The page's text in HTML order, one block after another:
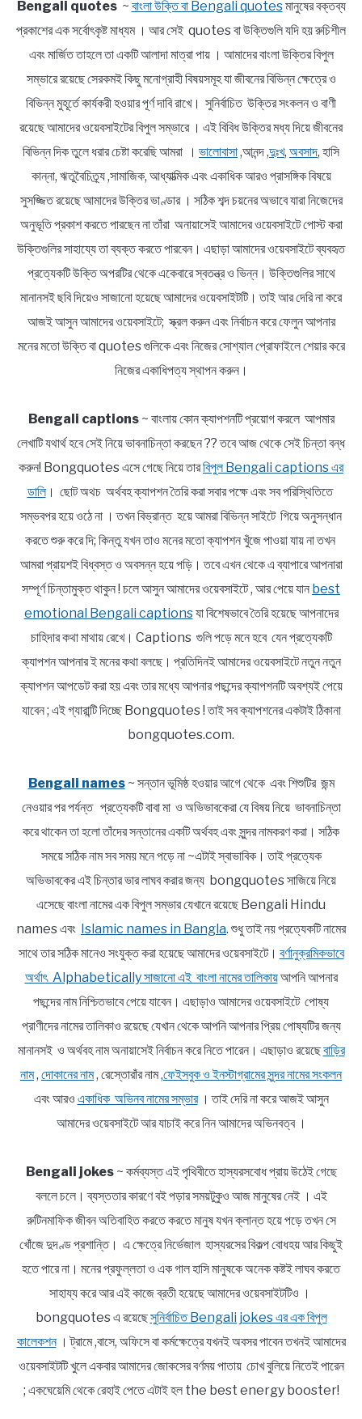
Bengali quotes~ বাংলা উক্তি বা Bengali quotesমানুষের বক্তব্য
প্রকাশের এক সর্বোৎকৃষ্ট মাধ্যম । আর সেই quotes বা উক্তিগুলি যদি হয় রুচিশীল
এবং মার্জিত তাহলে তা একটি আলাদা মাত্রা পায় । আমাদের বাংলা উক্তির বিপুল
সম্ভারে রয়েছে সেরকমই কিছু মনোগ্রাহী বিষয়সমূহ যা জীবনের বিভিন্ন ক্ষেত্রে ও
বিভিন্ন মুহূর্তে কার্যকরী হওয়ার পূর্ণ দাবি রাখে। সুনির্বাচিত উক্তির সংকলন ও বাণী
রয়েছে আমাদের ওয়েবসাইটের বিপুল সম্ভারে । এই বিবিধ উক্তির মধ্য দিয়ে জীবনের
বিভিন্ন দিক তুলে ধরার চেষ্টা করেছি আমরা । ভালোবাসা,আনন্দ ,দুঃখ, অবসাদ, হাসি
কান্না, ঋতুবৈচিত্র্য ,সামাজিক, আধ্যাত্মিক এবং একাধিক আরও প্রাসঙ্গিক বিষয়ে
সুসজ্জিত রয়েছে আমাদের উক্তির ভাণ্ডার । সঠিক শব্দ চয়নের অভাবে যারা নিজেদের
অনুভূতি প্রকাশ করতে পারছেন না তাঁরা অনায়াসেই আমাদের ওয়েবসাইটে পোস্ট করা
উক্তিগুলির সাহায্যে তা ব্যক্ত করতে পারবেন। এছাড়া আমাদের ওয়েবসাইটে ব্যবহৃত
প্রত্যেকটি উক্তি অপরটির থেকে একেবারে স্বতন্ত্র ও ভিন্ন। উক্তিগুলির সাথে
মানানসই ছবি দিয়েও সাজানো হয়েছে আমাদের ওয়েবসাইটটি। তাই আর দেরি না করে
আজই আসুন আমাদের ওয়েবসাইটে; স্ক্রল করুন এবং নির্বাচন করে ফেলুন আপনার
মনের মতো উক্তি বা quotes গুলিকে এবং নিজের সোশ্যাল প্রোফাইলে শেয়ার করে
নিজের একাধিপত্য স্থাপন করুন।
Bengali captions~ বাংলায় কোন ক্যাপশনটি প্রয়োগ করলে আপমার
লেখাটি যথার্থ হবে সেই নিয়ে ভাবনাচিন্তা করছেন ?? তবে আজ থেকে সেই চিন্তা বন্ধ
করুন! Bongquotes এসে গেছে নিয়ে তারবিপুল Bengali captions এর
ডালি। ছোট অথচ অর্থবহ ক্যাপশন তৈরি করা সবার পক্ষে এবং সব পরিস্থিতিতে
সম্ভবপর হয়ে ওঠে না । তখন বিভ্রান্ত হয়ে আমরা বিভিন্ন সাইটে গিয়ে অনুসন্ধান
করতে শুরু করে দি; কিন্তু যখন তাও মনের মতো ক্যাপশন খুঁজে পাওয়া যায় না তখন
আমরা প্রায়শই বিধ্বস্ত ও অবসন্ন হয়ে পড়ি। তবে এখন থেকে এ ব্যাপারে আপনারা
সম্পূর্ণ চিন্তামুক্ত থাকুন ! চলে আসুন আমাদের ওয়েবসাইটে , আর পেয়ে যান best
emotional Bengali captionsযা বিশেষভাবে তৈরি হয়েছে আপনাদের
চাহিদার কথা মাথায় রেখে। Captions গুলি পড়ে মনে হবে যেন প্রত্যেকটি
ক্যাপশন আপনার ই মনের কথা বলছে। প্রতিদিনই আমাদের ওয়েবসাইটে নতুন নতুন
ক্যাপশন আপডেট করা হয় এবং তার মধ্যে আপনার পছন্দের ক্যাপশনটি অবশ্যই পেয়ে
যাবেন ; এই গ্যারান্টি দিচ্ছে Bongquotes ! তাই সব ক্যাপশনের একটাই ঠিকানা
bongquotes.com.
Bengali names~ সন্তান ভূমিষ্ঠ হওয়ার আগে থেকে এবং শিশুটির জন্ম
নেওয়ার পর পর্যন্ত প্রত্যেকটি বাবা মা ও অভিভাবকেরা যে বিষয় নিয়ে ভাবনাচিন্তা
করে থাকেন তা হলো তাঁদের সন্তানের একটি অর্থবহ এবং সুন্দর নামকরণ করা। সঠিক
সময়ে সঠিক নাম সব সময় মনে পড়ে না ~এটাই স্বাভাবিক। তাই প্রত্যেক
অভিভাবকের এই চিন্তার ভার লাঘব করার জন্য bongquotes সাজিয়ে নিয়ে
এসেছে বাংলা নামের এক বিপুল সম্ভার যেখানে রয়েছে Bengali Hindu
names এবং Islamic names in Bangla. শুধু তাই নয় প্রত্যেকটি নামের
সাথে তার সঠিক মানেও সংযুক্ত করা হয়েছে আমাদের ওয়েবসাইটে। বর্ণানুক্রমিকভাবে
অর্থাৎ Alphabetically সাজানো এই বাংলা নামের তালিকায়আপনি আপনার
পছন্দের নাম নিশ্চিতভাবে পেয়ে যাবেন। এছাড়াও আমাদের ওয়েবসাইটে পোষ্য
প্রাণীদের নামের তালিকাও রয়েছে যেখান থেকে আপনি আপনার প্রিয় পোষ্যটির জন্য
মানানসই ও অর্থবহ নাম অনায়াসেই নির্বাচন করে নিতে পারেন। এছাড়াও রয়েছেবাড়ির
নাম, দোকানের নাম, রেস্তোরাঁর নাম ,ফেইসবুক ও ইনস্টাগ্রামের সুন্দর নামের সংকলন
এবং আরও একাধিক অভিনব নামের সম্ভার। তাই দেরি না করে আজই আসুন
আমাদের ওয়েবসাইটে আর যাচাই করে নিন আমাদের অভিনবত্ব ।
Bengali jokes~ কর্মব্যস্ত এই পৃথিবীতে হাস্যরসবোধ প্রায় উঠেই গেছে
বললে চলে। ব্যস্ততার কারণে বই পড়ার সময়টুকুও আজ মানুষের নেই । এই
রুটিনমাফিক জীবন অতিবাহিত করতে করতে মানুষ যখন ক্লান্ত হয়ে পড়ে তখন সে
খোঁজে দুদণ্ড প্রশান্তি। এ ক্ষেত্রে নির্ভেজাল হাস্যরসের বিকল্প বোধহয় আর কিছুই
হতে পারে না। মনের প্রফুল্লতা ও এক গাল হাসি মানুষকে অনেক কষ্টই লাঘব করতে
সাহায্য করে আর এই কাজে ব্রতী হয়েছে আমাদের ওয়েবসাইটটিও ।
bongquotes এ রয়েছেসুনির্বাচিত Bengali jokes এর এক বিপুল
কালেকশন। ট্রামে ,বাসে, অফিসে বা কর্মক্ষেত্রে যখনই অবসর পাবেন তখনই আমাদের
ওয়েবসাইটটি খুলে একবার আমাদের জোকসের বর্ণময় পাতায় চোখ বুলিয়ে নিতেই পারেন
; একঘেয়েমি থেকে রেহাই পেতে এটাই হল the best energy booster!